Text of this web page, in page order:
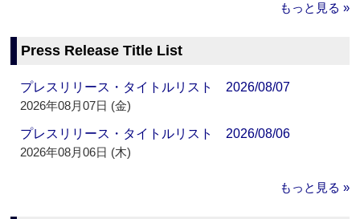
もっと見る »
Press Release Title List
プレスリリース・タイトルリスト 2026/08/07
2026年08月07日 (金)
プレスリリース・タイトルリスト 2026/08/06
2026年08月06日 (木)
もっと見る »